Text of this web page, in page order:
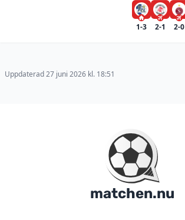
1-3 2-1 2-0
Uppdaterad 27 juni 2026 kl. 18:51
matchen.nu